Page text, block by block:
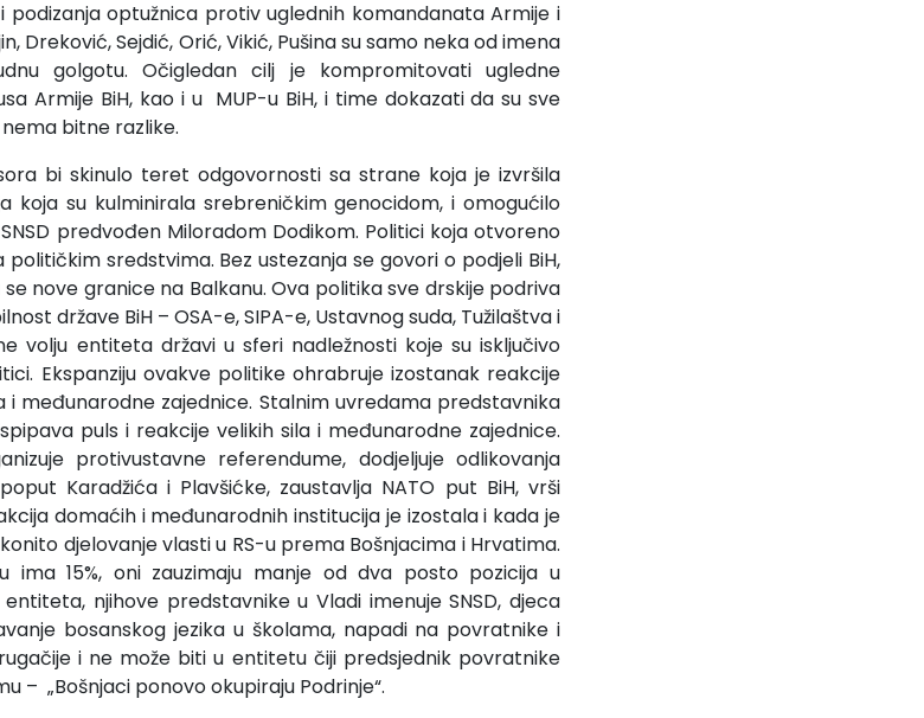
optužnica protiv uglednih komandanata Armije i
Dreković, Sejdić, Orić, Vikić, Pušina su samo neka od imena
golgotu. Očigledan cilj je kompromitovati ugledne
Armije BiH, kao i u MUP-u BiH, i time dokazati da su sve
bitne razlike.
bi skinulo teret odgovornosti sa strane koja je izvršila
koja su kulminirala srebreničkim genocidom, i omogućilo
predvođen Miloradom Dodikom. Politici koja otvoreno
sredstvima. Bez ustezanja se govori o podjeli BiH,
nove granice na Balkanu. Ova politika sve drskije podriva
države BiH – OSA-e, SIPA-e, Ustavnog suda, Tužilaštva i
volju entiteta državi u sferi nadležnosti koje su isključivo
Ekspanziju ovakve politike ohrabruje izostanak reakcije
i međunarodne zajednice. Stalnim uvredama predstavnika
puls i reakcije velikih sila i međunarodne zajednice.
protivustavne referendume, dodjeljuje odlikovanja
Karadžića i Plavšićke, zaustavlja NATO put BiH, vrši
domaćih i međunarodnih institucija je izostala i kada je
djelovanje vlasti u RS-u prema Bošnjacima i Hrvatima.
ima 15%, oni zauzimaju manje od dva posto pozicija u
njihove predstavnike u Vladi imenuje SNSD, djeca
bosanskog jezika u školama, napadi na povratnike i
i ne može biti u entitetu čiji predsjednik povratnike
– „Bošnjaci ponovo okupiraju Podrinje“.